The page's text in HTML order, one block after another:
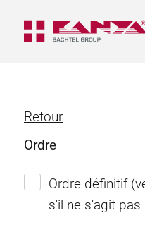
Retour
Ordre
Ordre définitif
s'il ne s'agit